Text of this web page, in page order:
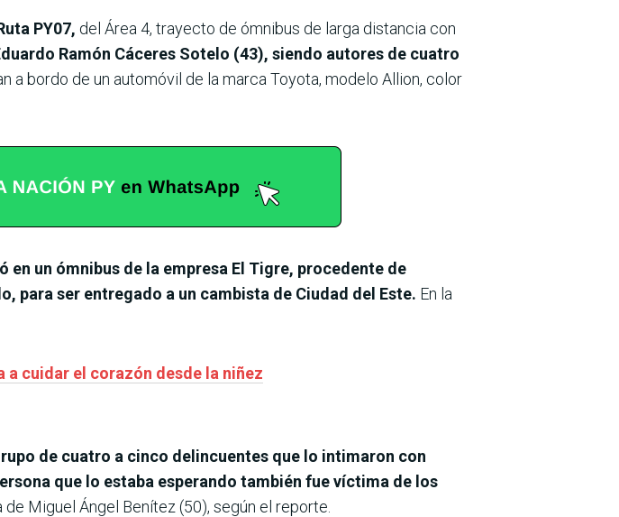
PY07, del Área 4, trayecto de ómnibus de larga distancia con
Ramón Cáceres Sotelo (43), siendo autores de cuatro
a bordo de un automóvil de la marca Toyota, modelo Allion, color
en un ómnibus de la empresa El Tigre, procedente de
para ser entregado a un cambista de Ciudad del Este. En la
a cuidar el corazón desde la niñez
de cuatro a cinco delincuentes que lo intimaron con
que lo estaba esperando también fue víctima de los
Miguel Ángel Benítez (50), según el reporte.